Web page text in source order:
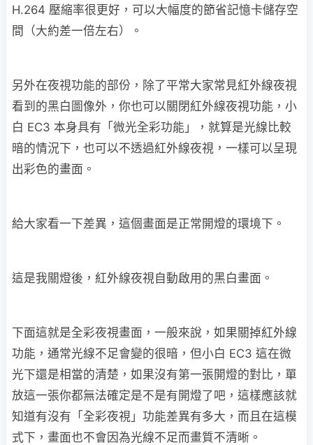
H.264 壓縮率很更好，可以大幅度的節省記憶卡儲存空
間（大約差一倍左右）。
另外在夜視功能的部份，除了平常大家常見紅外線夜視
看到的黑白圖像外，你也可以關閉紅外線夜視功能，小
白 EC3 本身具有「微光全彩功能」，就算是光線比較
暗的情況下，也可以不透過紅外線夜視，一樣可以呈現
出彩色的畫面。
給大家看一下差異，這個畫面是正常開燈的環境下。
這是我關燈後，紅外線夜視自動啟用的黑白畫面。
下面這就是全彩夜視畫面，一般來說，如果關掉紅外線
功能，通常光線不足會變的很暗，但小白 EC3 這在微
光下還是相當的清楚，如果沒有第一張開燈的對比，單
放這一張你都無法確定是不是有開燈了吧，這樣應該就
知道有沒有「全彩夜視」功能差異有多大，而且在這模
式下，畫面也不會因為光線不足而畫質不清晰。